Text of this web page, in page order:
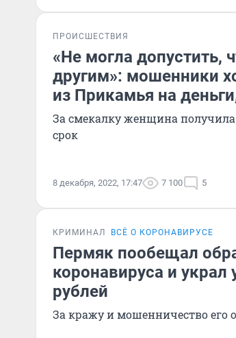
ПРОИСШЕСТВИЯ
«Не могла допустить,
другим»: мошенники
из Прикамья на
За смекалку женщина получила
срок
8 декабря, 2022, 17:47 7 100 5
КРИМИНАЛ ВСЁ О КОРОНАВИРУСЕ
Пермяк пообещал
коронавируса и
рублей
За кражу и мошенничество его